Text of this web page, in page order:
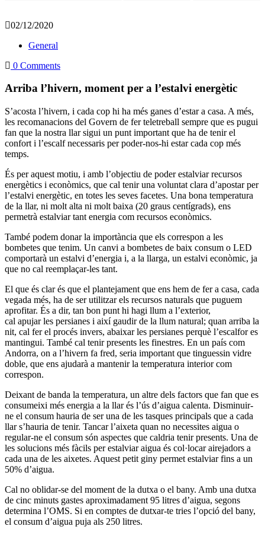
02/12/2020
General
0 Comments
Arriba l’hivern, moment per a l’estalvi energètic
S’acosta l’hivern, i cada cop hi ha més ganes d’estar a casa. A més,
les recomanacions del Govern de fer teletreball sempre que es pugui
fan que la nostra llar sigui un punt important que ha de tenir el
confort i l’escalf necessaris per poder-nos-hi estar cada cop més
temps.
És per aquest motiu, i amb l’objectiu de poder estalviar recursos
energètics i econòmics, que cal tenir una voluntat clara d’apostar per
l’estalvi energètic, en totes les seves facetes. Una bona temperatura
de la llar, ni molt alta ni molt baixa (20 graus centígrads), ens
permetrà estalviar tant energia com recursos econòmics.
També podem donar la importància que els correspon a les
bombetes que tenim. Un canvi a bombetes de baix consum o LED
comportarà un estalvi d’energia i, a la llarga, un estalvi econòmic, ja
que no cal reemplaçar-les tant.
El que és clar és que el plantejament que ens hem de fer a casa, cada
vegada més, ha de ser utilitzar els recursos naturals que puguem
aprofitar. És a dir, tan bon punt hi hagi llum a l’exterior,
cal apujar les persianes i així gaudir de la llum natural; quan arriba la
nit, cal fer el procés invers, abaixar les persianes perquè l’escalfor es
mantingui. També cal tenir presents les finestres. En un país com
Andorra, on a l’hivern fa fred, seria important que tinguessin vidre
doble, que ens ajudarà a mantenir la temperatura interior com
correspon.
Deixant de banda la temperatura, un altre dels factors que fan que es
consumeixi més energia a la llar és l’ús d’aigua calenta. Disminuir-
ne el consum hauria de ser una de les tasques principals que a cada
llar s’hauria de tenir. Tancar l’aixeta quan no necessites aigua o
regular-ne el consum són aspectes que caldria tenir presents. Una de
les solucions més fàcils per estalviar aigua és col·locar airejadors a
cada una de les aixetes. Aquest petit giny permet estalviar fins a un
50% d’aigua.
Cal no oblidar-se del moment de la dutxa o el bany. Amb una dutxa
de cinc minuts gastes aproximadament 95 litres d’aigua, segons
determina l’OMS. Si en comptes de dutxar-te tries l’opció del bany,
el consum d’aigua puja als 250 litres.